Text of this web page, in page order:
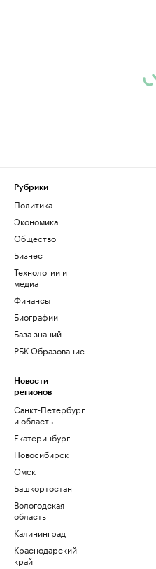
Рубрики
Политика
Экономика
Общество
Бизнес
Технологии и
медиа
Финансы
Биографии
База знаний
РБК Образование
Новости
регионов
Санкт-Петербург
и область
Екатеринбург
Новосибирск
Омск
Башкортостан
Вологодская
область
Калининград
Краснодарский
край